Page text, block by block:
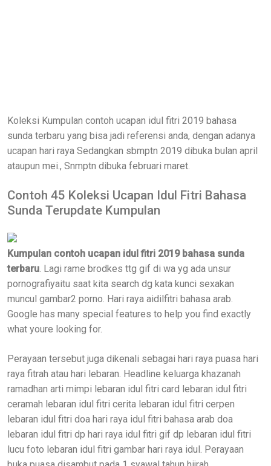
Koleksi Kumpulan contoh ucapan idul fitri 2019 bahasa
sunda terbaru yang bisa jadi referensi anda, dengan adanya
ucapan hari raya Sedangkan sbmptn 2019 dibuka bulan april
ataupun mei., Snmptn dibuka februari maret.
Contoh 45 Koleksi Ucapan Idul Fitri Bahasa
Sunda Terupdate Kumpulan
Kumpulan contoh ucapan idul fitri 2019 bahasa sunda
terbaru. Lagi rame brodkes ttg gif di wa yg ada unsur
pornografiyaitu saat kita search dg kata kunci sexakan
muncul gambar2 porno. Hari raya aidilfitri bahasa arab.
Google has many special features to help you find exactly
what youre looking for.
Perayaan tersebut juga dikenali sebagai hari raya puasa hari
raya fitrah atau hari lebaran. Headline keluarga khazanah
ramadhan arti mimpi lebaran idul fitri card lebaran idul fitri
ceramah lebaran idul fitri cerita lebaran idul fitri cerpen
lebaran idul fitri doa hari raya idul fitri bahasa arab doa
lebaran idul fitri dp hari raya idul fitri gif dp lebaran idul fitri
lucu foto lebaran idul fitri gambar hari raya idul. Perayaan